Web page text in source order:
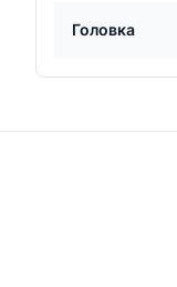
Головка